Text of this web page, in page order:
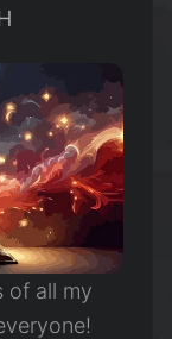
of all my